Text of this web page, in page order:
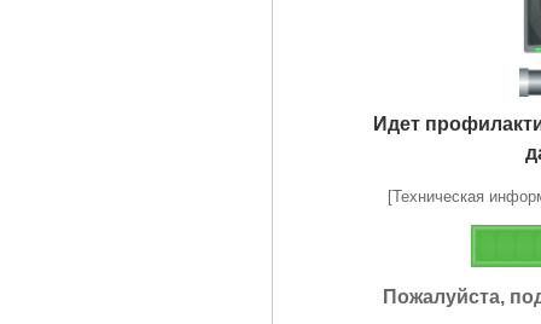
Идет
[Техническая
Пожалуйста,